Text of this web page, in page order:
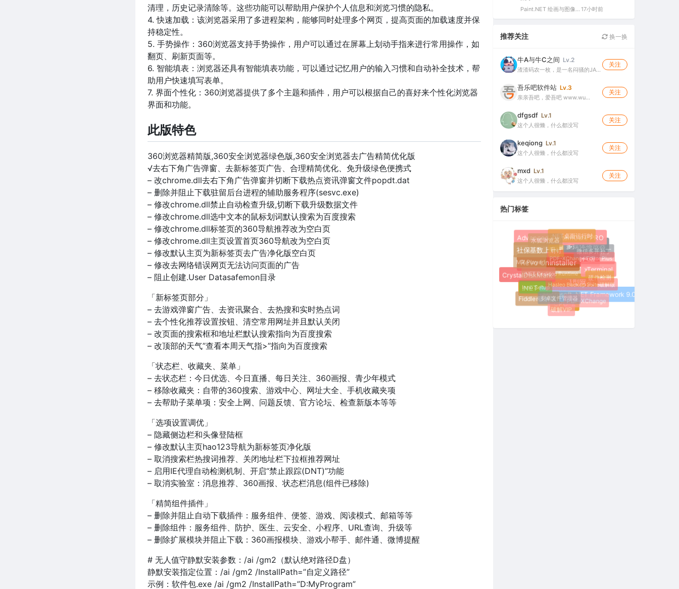
清理，历史记录清除等。这些功能可以帮助用户保护个人信息和浏览习惯的隐私。
4. 快速加载：该浏览器采用了多进程架构，能够同时处理多个网页，提高页面的加载速度并保
持稳定性。
5. 手势操作：360浏览器支持手势操作，用户可以通过在屏幕上划动手指来进行常用操作，如
翻页、刷新页面等。
6. 智能填表：浏览器还具有智能填表功能，可以通过记忆用户的输入习惯和自动补全技术，帮
助用户快速填写表单。
7. 界面个性化：360浏览器提供了多个主题和插件，用户可以根据自己的喜好来个性化浏览器
界面和功能。
此版特色
360浏览器精简版,360安全浏览器绿色版,360安全浏览器去广告精简优化版
√去右下角广告弹窗、去新标签页广告、合理精简优化、免升级绿色便携式
– 改chrome.dll去右下角广告弹窗并切断下载热点资讯弹窗文件popdt.dat
– 删除并阻止下载驻留后台进程的辅助服务程序(sesvc.exe)
– 修改chrome.dll禁止自动检查升级,切断下载升级数据文件
– 修改chrome.dll选中文本的鼠标划词默认搜索为百度搜索
– 修改chrome.dll标签页的360导航推荐改为空白页
– 修改chrome.dll主页设置首页360导航改为空白页
– 修改默认主页为新标签页去广告净化版空白页
– 修改去网络错误网页无法访问页面的广告
– 阻止创建.User Datasafemon目录
「新标签页部分」
– 去游戏弹窗广告、去资讯聚合、去热搜和实时热点词
– 去个性化推荐设置按钮、清空常用网址并且默认关闭
– 改页面的搜索框和地址栏默认搜索指向为百度搜索
– 改顶部的天气”查看本周天气指>”指向为百度搜索
「状态栏、收藏夹、菜单」
– 去状态栏：今日优选、今日直播、每日关注、360画报、青少年模式
– 移除收藏夹：自带的360搜索、游戏中心、网址大全、手机收藏夹项
– 去帮助子菜单项：安全上网、问题反馈、官方论坛、检查新版本等等
「选项设置调优」
– 隐藏侧边栏和头像登陆框
– 修改默认主页hao123导航为新标签页净化版
– 取消搜索栏热搜词推荐、关闭地址栏下拉框推荐网址
– 启用IE代理自动检测机制、开启“禁止跟踪(DNT)”功能
– 取消实验室：消息推荐、360画报、状态栏消息(组件已移除)
「精简组件插件」
– 删除并阻止自动下载插件：服务组件、便签、游戏、阅读模式、邮箱等等
– 删除组件：服务组件、防护、医生、云安全、小程序、URL查询、升级等
– 删除扩展模块并阻止下载：360画报模块、游戏小帮手、邮件通、微博提醒
# 无人值守静默安装参数：/ai /gm2（默认绝对路径D盘）
静默安装指定位置：/ai /gm2 /InstallPath=”自定义路径”
示例：软件包.exe /ai /gm2 /InstallPath=”D:MyProgram”
Paint.NET 绘画与图像处理软件 v5.1.12 官方版（Windows 免费开源图像编辑工具） 17小时前
推荐关注 换一换
牛A与牛C之间 Lv.2
渣渣码农一枚，是一名闷骚的JA…
关注
吾乐吧软件站 Lv.3
亲亲吾吧，爱吾吧 www.wu…
关注
dfgsdf Lv.1
这个人很懒，什么都没写
关注
keqiong Lv.1
这个人很懒，什么都没写
关注
mxd Lv.1
这个人很懒，什么都没写
关注
热门标签
大模型网关
Fiddler绿色版
Revo Uninstaller
.NET Runtime
CPU-Z
Microsoft .NET Framework 9.0
xTerminal
多媒体播放器
Advanced SystemCare PRO
社保基数上升
CrystalDiskMark
Fiddler破解版
破解VIP
PDF-XChange
硬件检测
微信多开补丁
.NET桌面运行时
水狐浏览器
MX Player
Inno Setup
安卓文件管理器
Hasleo Backup Suite破解版
PDF-XChange Editor Plus
钉钉
.NET Desktop Runtime